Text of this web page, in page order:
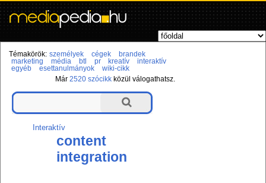
Témakörök: személyek cégek
brandek
marketing
média btl pr kreatív
interaktív
egyéb
esettanulmányok
wiki-cikk
Már2520 szócikk közül válogathatsz.
Interaktív
content
integration